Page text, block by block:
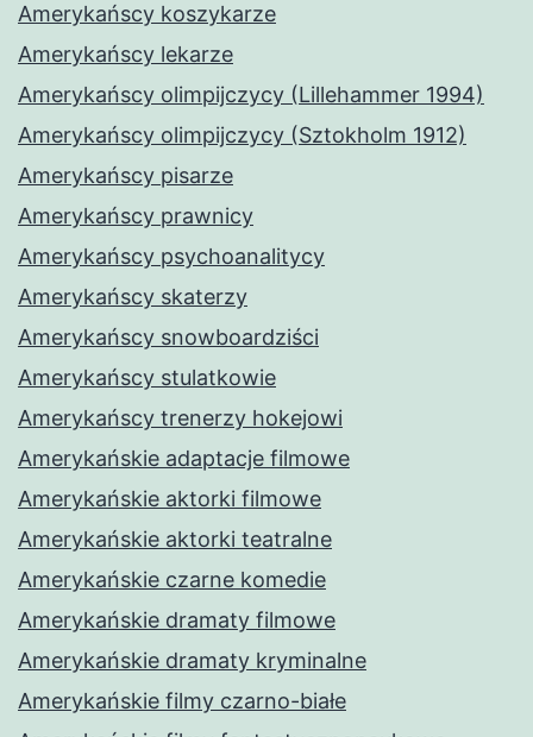
Amerykańscy koszykarze
Amerykańscy lekarze
Amerykańscy olimpijczycy (Lillehammer 1994)
Amerykańscy olimpijczycy (Sztokholm 1912)
Amerykańscy pisarze
Amerykańscy prawnicy
Amerykańscy psychoanalitycy
Amerykańscy skaterzy
Amerykańscy snowboardziści
Amerykańscy stulatkowie
Amerykańscy trenerzy hokejowi
Amerykańskie adaptacje filmowe
Amerykańskie aktorki filmowe
Amerykańskie aktorki teatralne
Amerykańskie czarne komedie
Amerykańskie dramaty filmowe
Amerykańskie dramaty kryminalne
Amerykańskie filmy czarno-białe